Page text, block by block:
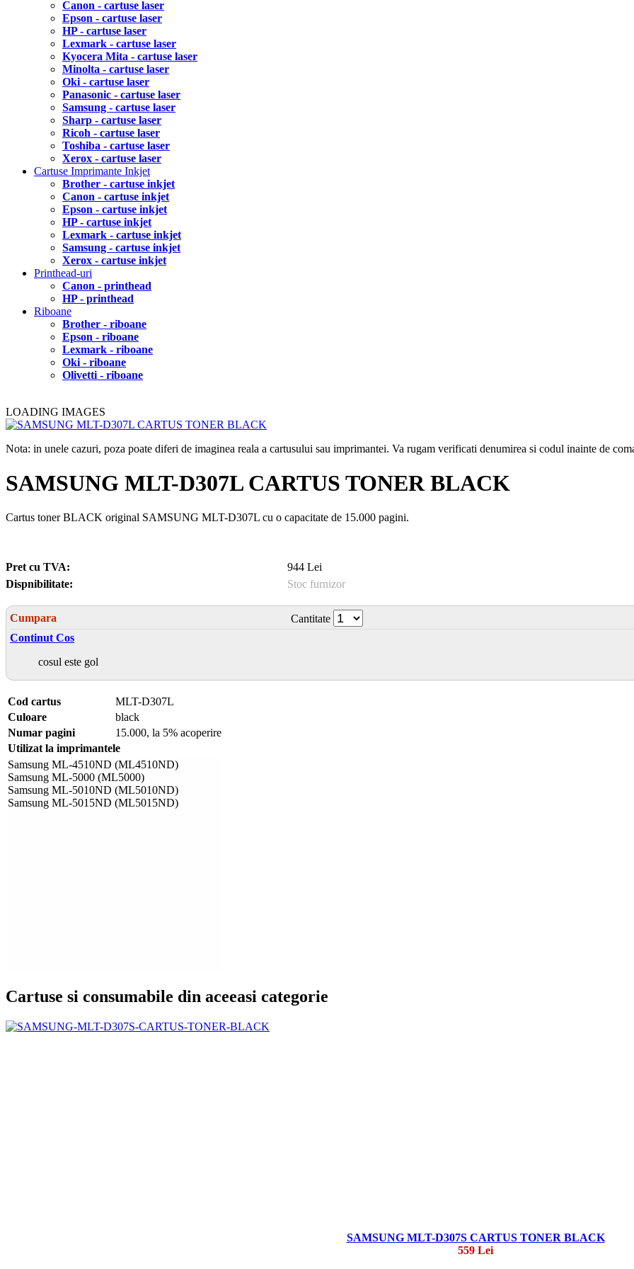
Canon - cartuse laser
Epson - cartuse laser
HP - cartuse laser
Lexmark - cartuse laser
Kyocera Mita - cartuse laser
Minolta - cartuse laser
Oki - cartuse laser
Panasonic - cartuse laser
Samsung - cartuse laser
Sharp - cartuse laser
Ricoh - cartuse laser
Toshiba - cartuse laser
Xerox - cartuse laser
Cartuse Imprimante Inkjet
Brother - cartuse inkjet
Canon - cartuse inkjet
Epson - cartuse inkjet
HP - cartuse inkjet
Lexmark - cartuse inkjet
Samsung - cartuse inkjet
Xerox - cartuse inkjet
Printhead-uri
Canon - printhead
HP - printhead
Riboane
Brother - riboane
Epson - riboane
Lexmark - riboane
Oki - riboane
Olivetti - riboane
LOADING IMAGES
Nota: in unele cazuri, poza poate diferi de imaginea reala a cartusului sau imprimantei. Va rugam verificati denumirea si codul inainte de
SAMSUNG MLT-D307L CARTUS TONER BLACK
Cartus toner BLACK original SAMSUNG MLT-D307L cu o capacitate de 15.000 pagini.
Pret cu TVA:
944 Lei
Dispnibilitate:
Stoc furnizor
Cumpara
Cantitate
Continut Cos
cosul este gol
Cod cartus
MLT-D307L
Culoare
black
Numar pagini
15.000, la 5% acoperire
Utilizat la imprimantele
Samsung ML-4510ND (ML4510ND)
Samsung ML-5000 (ML5000)
Samsung ML-5010ND (ML5010ND)
Samsung ML-5015ND (ML5015ND)
Cartuse si consumabile din aceeasi categorie
SAMSUNG MLT-D307S CARTUS TONER BLACK
559 Lei